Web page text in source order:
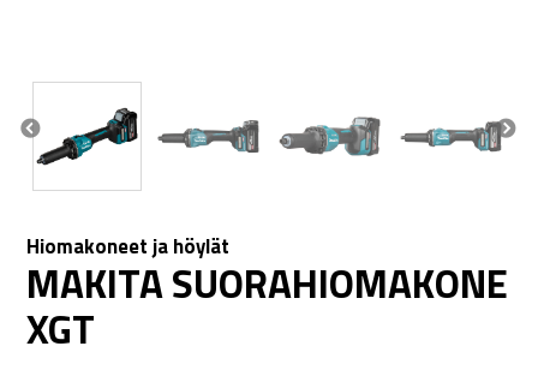
Hiomakoneet ja höylät
MAKITA SUORAHIOMAKONE
XGT